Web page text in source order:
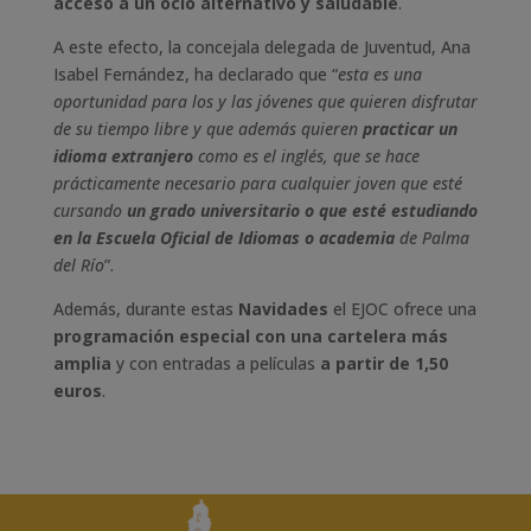
A este efecto, la concejala delegada de Juventud, Ana
Isabel Fernández, ha declarado que “esta es una
oportunidad para los y las jóvenes que quieren disfrutar
de su tiempo libre y que además quieren practicar un
idioma extranjero como es el inglés, que se hace
prácticamente necesario para cualquier joven que esté
cursando un grado universitario o que esté estudiando
en la Escuela Oficial de Idiomas o academiade Palma
del Río”.
Además, durante estas Navidades el EJOC ofrece una
programación especial con una cartelera más
amplia y con entradas a películas a partir de 1,50
euros.